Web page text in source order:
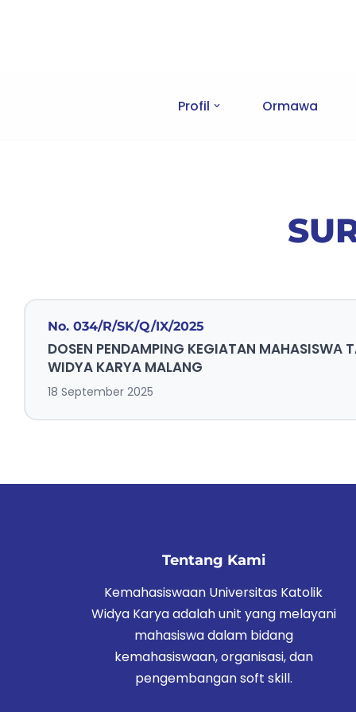
Profil
Ormawa
No. 034/R/SK/Q/IX/2025
DOSEN PENDAMPING KEGIATAN
WIDYA KARYA MALANG
18 September 2025
Tentang Kami
Kemahasiswaan Universitas Katolik
Widya Karya adalah unit yang melayani
mahasiswa dalam bidang
kemahasiswaan, organisasi, dan
pengembangan soft skill.